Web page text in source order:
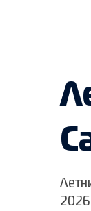
2026